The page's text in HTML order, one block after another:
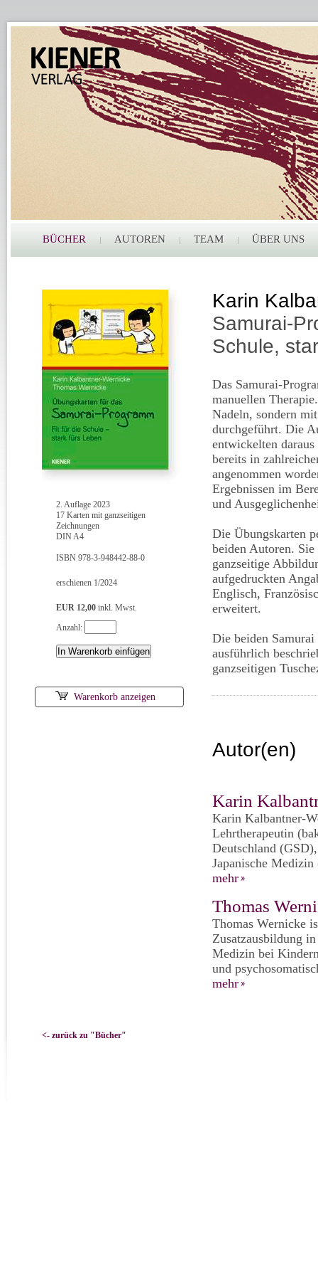
BÜCHER AUTOREN TEAM ÜBER UNS
2. Auflage 2023
17 Karten mit ganzseitigen
Zeichnungen
DIN A4
ISBN 978-3-948442-88-0
erschienen 1/2024
EUR 12,00inkl. Mwst.
Anzahl:
Warenkorb anzeigen
Karin
Samurai-
Schule,
Das Samurai-
manuellen
Nadeln, sondern
durchgeführt. Die
entwickelten
bereits in
angenommen
Ergebnissen im
und
Die Übungskarten
beiden Autoren.
ganzseitige
aufgedruckten
Englisch,
erweitert.
Die beiden
ausführlich
ganzseitigen
Autor(en)
Karin
Karin Kalbantner-
Lehrtherapeutin
Deutschland
Japanische
mehr
Thomas
Thomas Wernicke
Zusatzausbildung
Medizin bei
und
mehr
<- zurück zu "Bücher"